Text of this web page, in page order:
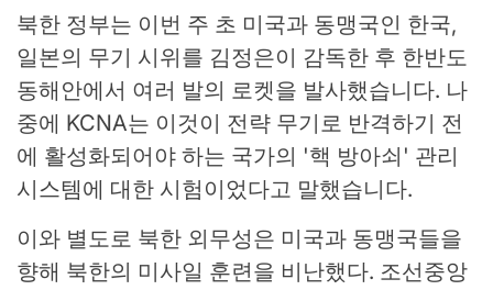
북한 정부는 이번 주 초 미국과 동맹국인 한국,
일본의 무기 시위를 김정은이 감독한 후 한반도
동해안에서 여러 발의 로켓을 발사했습니다. 나
중에 KCNA는 이것이 전략 무기로 반격하기 전
에 활성화되어야 하는 국가의 '핵 방아쇠' 관리
시스템에 대한 시험이었다고 말했습니다.
이와 별도로 북한 외무성은 미국과 동맹국들을
향해 북한의 미사일 훈련을 비난했다. 조선중앙